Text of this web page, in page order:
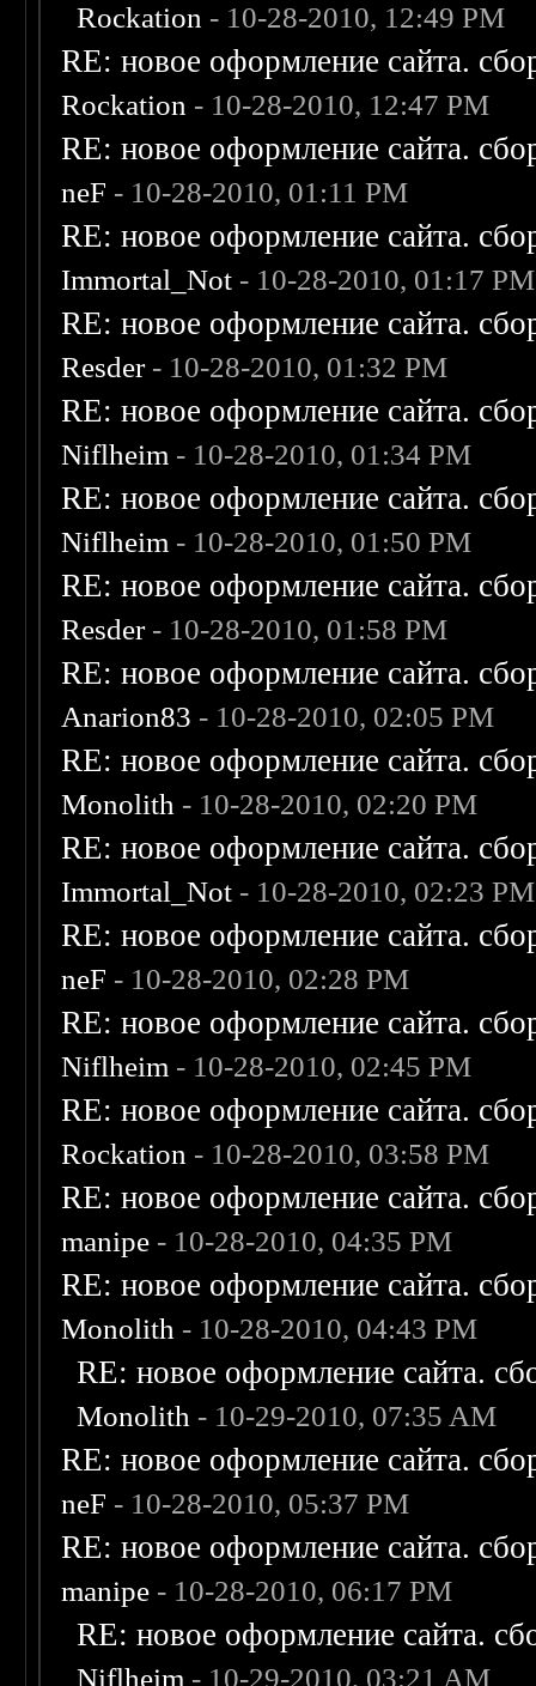
Rockation - 10-28-2010, 12:49 PM
RE: новое оформление сайта.
Rockation - 10-28-2010, 12:47 PM
RE: новое оформление сайта.
neF - 10-28-2010, 01:11 PM
RE: новое оформление сайта.
Immortal_Not - 10-28-2010, 01:17 PM
RE: новое оформление сайта.
Resder- 10-28-2010, 01:32 PM
RE: новое оформление сайта.
Niflheim - 10-28-2010, 01:34 PM
RE: новое оформление сайта.
Niflheim - 10-28-2010, 01:50 PM
RE: новое оформление сайта.
Resder- 10-28-2010, 01:58 PM
RE: новое оформление сайта.
Anarion83 - 10-28-2010, 02:05 PM
RE: новое оформление сайта.
Monolith - 10-28-2010, 02:20 PM
RE: новое оформление сайта.
Immortal_Not - 10-28-2010, 02:23 PM
RE: новое оформление сайта.
neF - 10-28-2010, 02:28 PM
RE: новое оформление сайта.
Niflheim - 10-28-2010, 02:45 PM
RE: новое оформление сайта.
Rockation - 10-28-2010, 03:58 PM
RE: новое оформление сайта.
manipe - 10-28-2010, 04:35 PM
RE: новое оформление сайта.
Monolith - 10-28-2010, 04:43 PM
RE: новое оформление сайта.
Monolith - 10-29-2010, 07:35 AM
RE: новое оформление сайта.
neF - 10-28-2010, 05:37 PM
RE: новое оформление сайта.
manipe - 10-28-2010, 06:17 PM
RE: новое оформление сайта.
Niflheim - 10-29-2010, 03:21 AM